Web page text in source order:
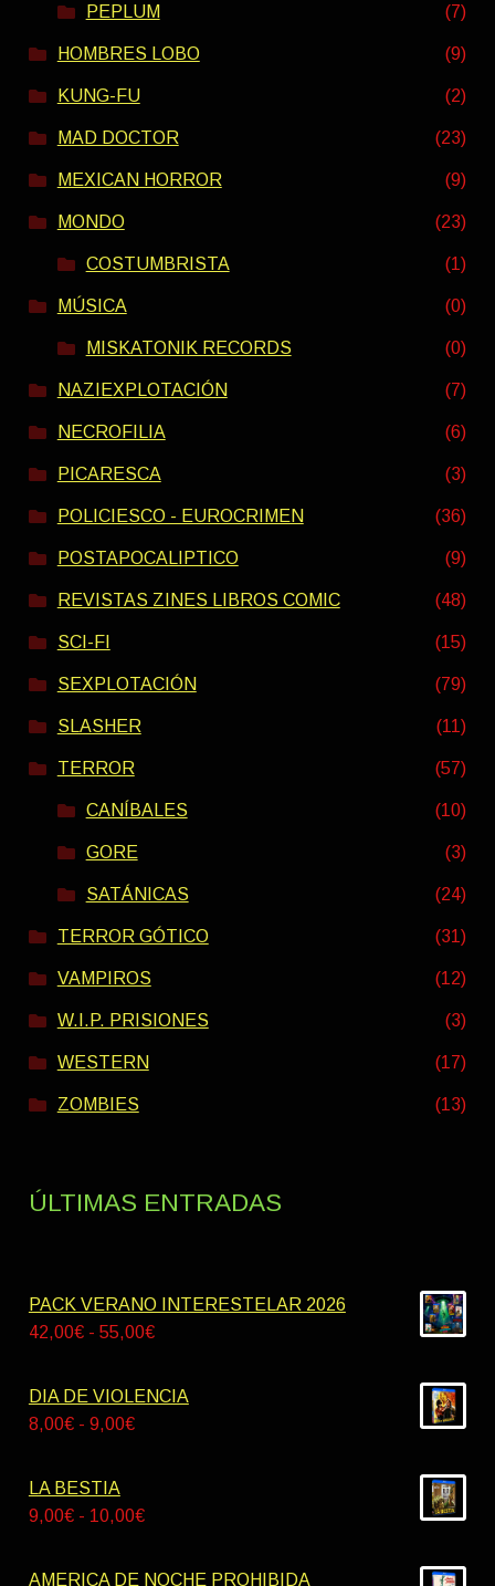
PEPLUM (7)
HOMBRES LOBO (9)
KUNG-FU (2)
MAD DOCTOR (23)
MEXICAN HORROR (9)
MONDO (23)
COSTUMBRISTA (1)
MÚSICA (0)
MISKATONIK RECORDS (0)
NAZIEXPLOTACIÓN (7)
NECROFILIA (6)
PICARESCA (3)
POLICIESCO - EUROCRIMEN (36)
POSTAPOCALIPTICO (9)
REVISTAS ZINES LIBROS COMIC (48)
SCI-FI (15)
SEXPLOTACIÓN (79)
SLASHER (11)
TERROR (57)
CANÍBALES (10)
GORE (3)
SATÁNICAS (24)
TERROR GÓTICO (31)
VAMPIROS (12)
W.I.P. PRISIONES (3)
WESTERN (17)
ZOMBIES (13)
ÚLTIMAS ENTRADAS
PACK VERANO INTERESTELAR 2026
42,00€ - 55,00€Rango
precios:
DIA DE VIOLENCIA
8,00€ - 9,00€Rango
desde
LA BESTIA
9,00€ - 10,00€Rango
precios:
AMERICA DE NOCHE PROHIBIDA